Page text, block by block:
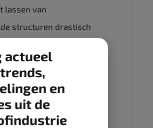
lassen van
structuren drastisch
van dit
van de Safran Groep
haar theoretische en
op
actueel
en
uit de